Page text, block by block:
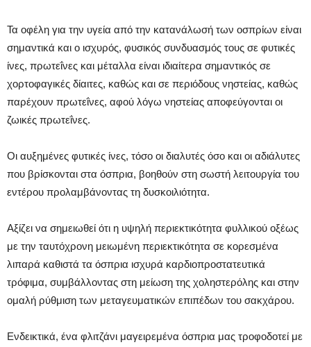
Τα οφέλη για την υγεία από την κατανάλωσή των οσπρίων είναι
σημαντικά και ο ισχυρός, φυσικός συνδυασμός τους σε φυτικές
ίνες, πρωτεΐνες και μέταλλα είναι ιδιαίτερα σημαντικός σε
χορτοφαγικές δίαιτες, καθώς και σε περιόδους νηστείας, καθώς
παρέχουν πρωτεΐνες, αφού λόγω νηστείας αποφεύγονται οι
ζωικές πρωτεΐνες.
Οι αυξημένες φυτικές ίνες, τόσο οι διαλυτές όσο και οι αδιάλυτες
που βρίσκονται στα όσπρια, βοηθούν στη σωστή λειτουργία του
εντέρου προλαμβάνοντας τη δυσκοιλιότητα.
Αξίζει να σημειωθεί ότι η υψηλή περιεκτικότητα φυλλικού οξέως
με την ταυτόχρονη μειωμένη περιεκτικότητα σε κορεσμένα
λιπαρά καθιστά τα όσπρια ισχυρά καρδιοπροστατευτικά
τρόφιμα, συμβάλλοντας στη μείωση της χοληστερόλης και στην
ομαλή ρύθμιση των μεταγευματικών επιπέδων του σακχάρου.
Ενδεικτικά, ένα φλιτζάνι μαγειρεμένα όσπρια μας τροφοδοτεί με